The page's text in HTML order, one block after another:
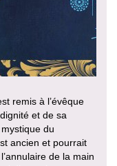
remis à l’évêque
et de sa
du
ancien et pourrait
de la main